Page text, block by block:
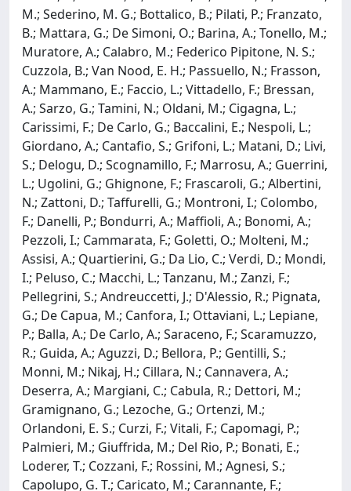
M.; Sederino, M. G.; Bottalico, B.; Pilati, P.; Franzato,
B.; Mattara, G.; De Simoni, O.; Barina, A.; Tonello, M.;
Muratore, A.; Calabro, M.; Federico Pipitone, N. S.;
Cuzzola, B.; Van Nood, E. H.; Passuello, N.; Frasson,
A.; Mammano, E.; Faccio, L.; Vittadello, F.; Bressan,
A.; Sarzo, G.; Tamini, N.; Oldani, M.; Cigagna, L.;
Carissimi, F.; De Carlo, G.; Baccalini, E.; Nespoli, L.;
Giordano, A.; Cantafio, S.; Grifoni, L.; Matani, D.; Livi,
S.; Delogu, D.; Scognamillo, F.; Marrosu, A.; Guerrini,
L.; Ugolini, G.; Ghignone, F.; Frascaroli, G.; Albertini,
N.; Zattoni, D.; Taffurelli, G.; Montroni, I.; Colombo,
F.; Danelli, P.; Bondurri, A.; Maffioli, A.; Bonomi, A.;
Pezzoli, I.; Cammarata, F.; Goletti, O.; Molteni, M.;
Assisi, A.; Quartierini, G.; Da Lio, C.; Verdi, D.; Mondi,
I.; Peluso, C.; Macchi, L.; Tanzanu, M.; Zanzi, F.;
Pellegrini, S.; Andreuccetti, J.; D'Alessio, R.; Pignata,
G.; De Capua, M.; Canfora, I.; Ottaviani, L.; Lepiane,
P.; Balla, A.; De Carlo, A.; Saraceno, F.; Scaramuzzo,
R.; Guida, A.; Aguzzi, D.; Bellora, P.; Gentilli, S.;
Monni, M.; Nikaj, H.; Cillara, N.; Cannavera, A.;
Deserra, A.; Margiani, C.; Cabula, R.; Dettori, M.;
Gramignano, G.; Lezoche, G.; Ortenzi, M.;
Orlandoni, E. S.; Curzi, F.; Vitali, F.; Capomagi, P.;
Palmieri, M.; Giuffrida, M.; Del Rio, P.; Bonati, E.;
Loderer, T.; Cozzani, F.; Rossini, M.; Agnesi, S.;
Capolupo, G. T.; Caricato, M.; Carannante, F.;